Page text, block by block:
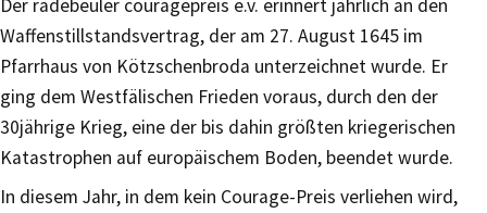
Der radebeuler couragepreis e.v. erinnert jährlich an den
Waffenstillstandsvertrag, der am 27. August 1645 im
Pfarrhaus von Kötzschenbroda unterzeichnet wurde. Er
ging dem Westfälischen Frieden voraus, durch den der
30jährige Krieg, eine der bis dahin größten kriegerischen
Katastrophen auf europäischem Boden, beendet wurde.
In diesem Jahr, in dem kein Courage-Preis verliehen wird,